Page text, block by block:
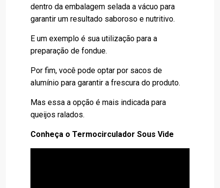
dentro da embalagem selada a vácuo para
garantir um resultado saboroso e nutritivo.
E um exemplo é sua utilização para a
preparação de fondue.
Por fim, você pode optar por sacos de
alumínio para garantir a frescura do produto.
Mas essa a opção é mais indicada para
queijos ralados.
Conheça o Termocirculador Sous Vide